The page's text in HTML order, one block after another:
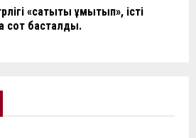
«сақтықты ұмытып», істі
сот басталды.